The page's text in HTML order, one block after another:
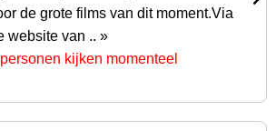
de grote films van dit moment.Via
website van .. »
kijken momenteel